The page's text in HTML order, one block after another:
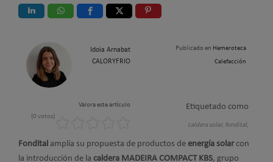
Idoia Arnabat
CALORYFRIO
Publicado en Hemeroteca
Calefacción
Valora este artículo
(0 votos)
Etiquetado como
caldera solar, fondital,
Fondital amplía su propuesta de productos de energía solarcon
la introducción de la caldera MADEIRA COMPACT KBS, grupo